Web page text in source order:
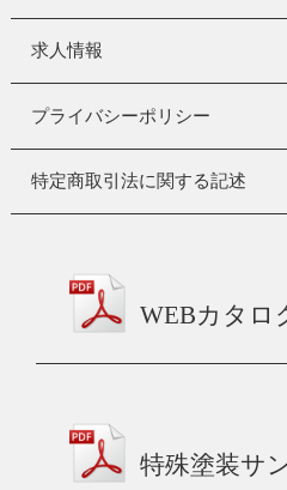
求人情報
プライバシーポリシー
特定商取引法に関する記述
WEBカタロ
特殊塗装サ